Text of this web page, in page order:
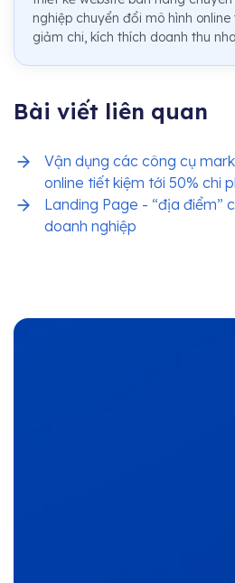
nghiệp chuyển đổi mô hình
giảm chi, kích thích doanh thu
Bài viết liên quan
Vận dụng các công cụ
online tiết kiệm tới 50% chi
Landing Page - “địa điểm”
doanh nghiệp